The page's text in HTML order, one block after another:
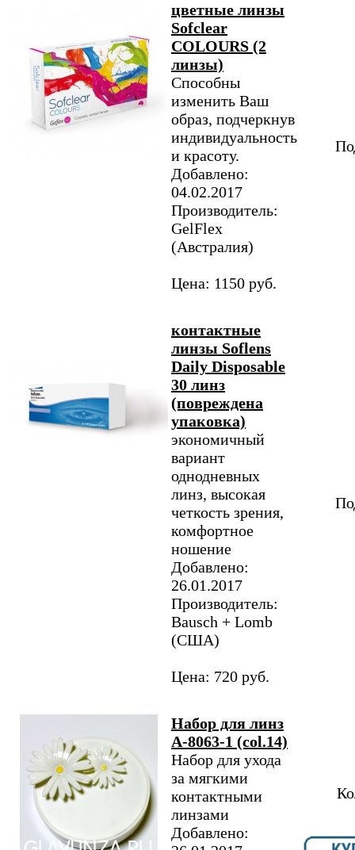
цветные линзы
Sofclear
COLOURS (2
линзы)
Способны
изменить Ваш
образ, подчеркнув
индивидуальность
и красоту.
Добавлено:
04.02.2017
Производитель:
GelFlex
(Австралия)
Цена: 1150 руб.
контактные
линзы Soflens
Daily Disposable
30 линз
(повреждена
упаковка)
экономичный
вариант
однодневных
линз, высокая
четкость зрения,
комфортное
ношение
Добавлено:
26.01.2017
Производитель:
Bausch + Lomb
(США)
Цена: 720 руб.
Набор для линз
A-8063-1 (col.14)
Набор для ухода
за мягкими
контактными
линзами
Добавлено: